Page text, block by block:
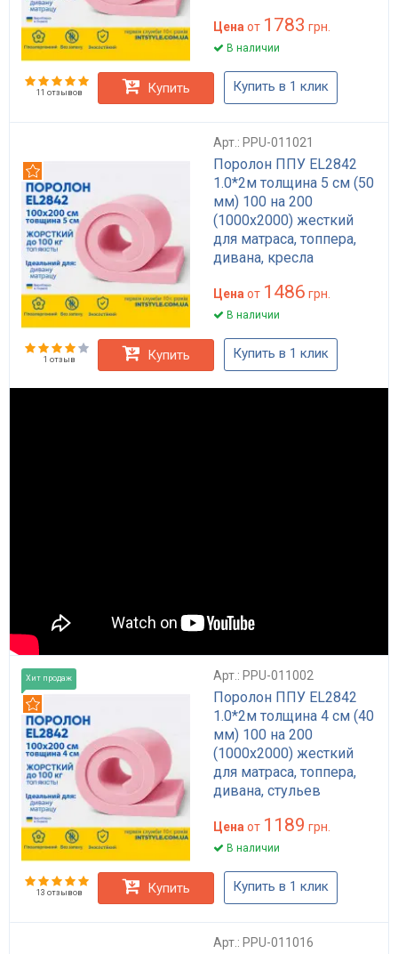
Цена от 1783 грн.
В наличии
11 отзывов Купить Купить в 1 клик
Арт.: PPU-011021
Поролон ППУ EL2842
1.0*2м толщина 5 см (50
мм) 100 на 200
(1000х2000) жесткий
для матраса, топпера,
дивана, кресла
Цена от 1486 грн.
В наличии
1 отзыв Купить Купить в 1 клик
Хит продаж Арт.: PPU-011002
Поролон ППУ EL2842
1.0*2м толщина 4 см (40
мм) 100 на 200
(1000х2000) жесткий
для матраса, топпера,
дивана, стульев
Цена от 1189 грн.
В наличии
13 отзывов Купить Купить в 1 клик
Арт.: PPU-011016